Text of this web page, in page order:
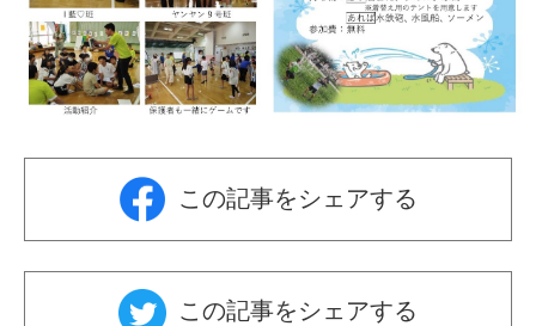
この記事をシェアする
この記事をシェアする